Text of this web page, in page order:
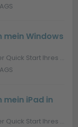
mein Windows
In diesem Artikel wird erklärt, wie der Quick Start Ihres Bau PCs oder Laptops gelingt. Bei der Inbetriebnahme des Geräts werden Windows-Updates und BRZ...
mein iPad in
In diesem Artikel wird erklärt, wie der Quick Start Ihres Bau Tablets gelingt. Mit folgender Anleitung verbinden Sie Ihr Gerät mit dem Microsoft 365 Te...